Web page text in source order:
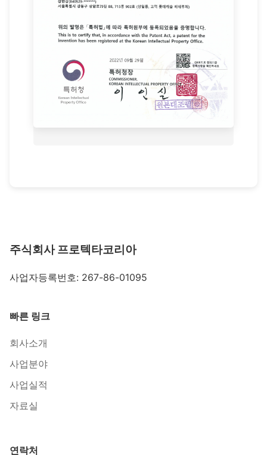
주식회사 프로텍타코리아
사업자등록번호: 267-86-01095
빠른 링크
회사소개
사업분야
사업실적
자료실
연락처